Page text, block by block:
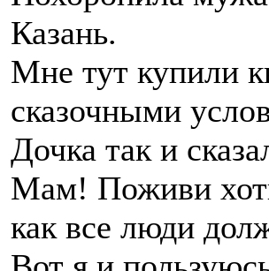
Казань.
Мне тут купили
сказочными
Дочка так и
Мам! Поживи
как все люди